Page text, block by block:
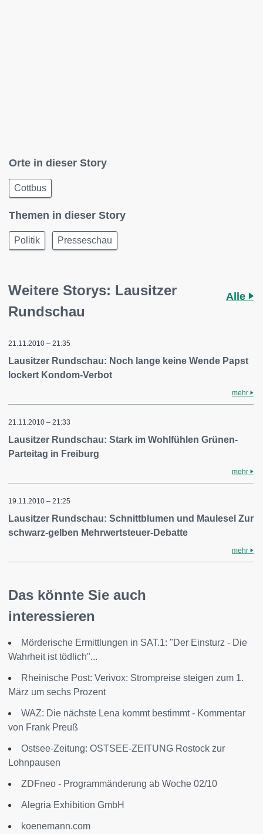
Orte in dieser Story
Cottbus
Themen in dieser Story
Politik Presseschau
Weitere Storys: Lausitzer
Rundschau
Alle
21.11.2010 – 21:35
Lausitzer Rundschau: Noch lange keine Wende Papst
lockert Kondom-Verbot
mehr
21.11.2010 – 21:33
Lausitzer Rundschau: Stark im Wohlfühlen Grünen-
Parteitag in Freiburg
mehr
19.11.2010 – 21:25
Lausitzer Rundschau: Schnittblumen und Maulesel Zur
schwarz-gelben Mehrwertsteuer-Debatte
mehr
Das könnte Sie auch
interessieren
Mörderische Ermittlungen in SAT.1: "Der Einsturz - Die
Wahrheit ist tödlich"...
Rheinische Post: Verivox: Strompreise steigen zum 1.
März um sechs Prozent
WAZ: Die nächste Lena kommt bestimmt - Kommentar
von Frank Preuß
Ostsee-Zeitung: OSTSEE-ZEITUNG Rostock zur
Lohnpausen
ZDFneo - Programmänderung ab Woche 02/10
Alegria Exhibition GmbH
koenemann.com